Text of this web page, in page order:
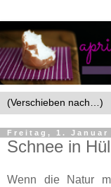
Freitag, 1. Januar
Schnee in
Wenn die Natur